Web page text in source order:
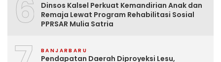
6
Dinsos Kalsel Perkuat Kemandirian Anak dan
Remaja Lewat Program Rehabilitasi Sosial
PPRSAR Mulia Satria
BANJARBARU
Pendapatan Daerah Diproyeksi Lesu,